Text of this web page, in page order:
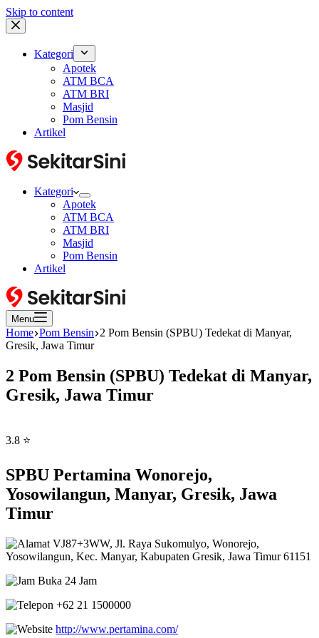
Skip to content
Kategori
Apotek
ATM BCA
ATM BRI
Masjid
Pom Bensin
Artikel
Kategori
Apotek
ATM BCA
ATM BRI
Masjid
Pom Bensin
Artikel
Menu
Home Pom Bensin 2 Pom Bensin (SPBU) Tedekat di Manyar,
Gresik, Jawa Timur
2 Pom Bensin (SPBU) Tedekat di Manyar,
Gresik, Jawa Timur
3.8 ⭐
SPBU Pertamina Wonorejo,
Yosowilangun, Manyar, Gresik, Jawa
Timur
VJ87+3WW, Jl. Raya Sukomulyo, Wonorejo,
Yosowilangun, Kec. Manyar, Kabupaten Gresik, Jawa Timur 61151
Buka 24 Jam
+62 21 1500000
http://www.pertamina.com/